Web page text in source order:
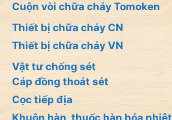
Cuộn vòi chữa cháy Tomoken
Thiết bị chữa cháy CN
Thiết bị chữa cháy VN
Vật tư chống sét
Cáp đồng thoát sét
Cọc tiếp địa